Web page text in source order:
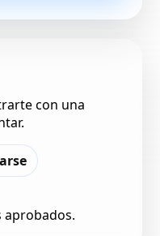
con una
aprobados.